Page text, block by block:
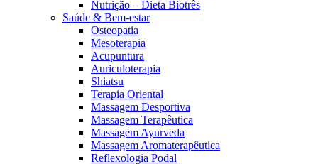
Nutrição – Dieta Biotrês
Saúde & Bem-estar
Osteopatia
Mesoterapia
Acupuntura
Auriculoterapia
Shiatsu
Terapia Oriental
Massagem Desportiva
Massagem Terapêutica
Massagem Ayurveda
Massagem Aromaterapêutica
Reflexologia Podal